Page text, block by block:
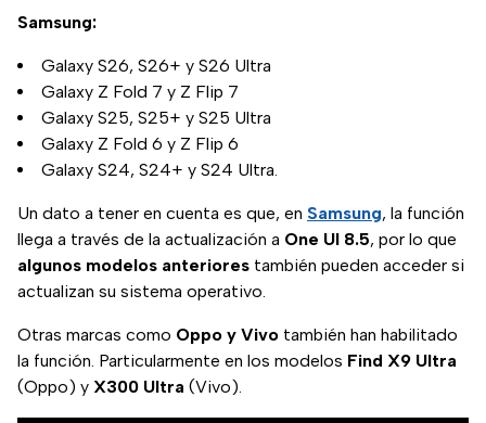
Samsung:
Galaxy S26, S26+ y S26 Ultra
Galaxy Z Fold 7 y Z Flip 7
Galaxy S25, S25+ y S25 Ultra
Galaxy Z Fold 6 y Z Flip 6
Galaxy S24, S24+ y S24 Ultra.
Un dato a tener en cuenta es que, en Samsung, la función
llega a través de la actualización a One UI 8.5, por lo que
algunos modelos anteriores también pueden acceder si
actualizan su sistema operativo.
Otras marcas como Oppo y Vivo también han habilitado
la función. Particularmente en los modelos Find X9 Ultra
(Oppo) y X300 Ultra (Vivo).